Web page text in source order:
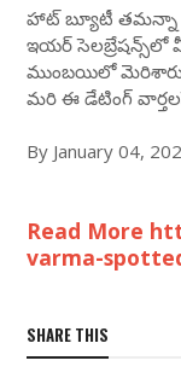
హాట్ బ్యూటీ తమన్నా
ఇయర్ సెలబ్రేషన్స్‌లో
ముంబయిలో మెరిశారు.
మరి ఈ డేటింగ్
By January 04,
Read More
varma-
SHARE THIS